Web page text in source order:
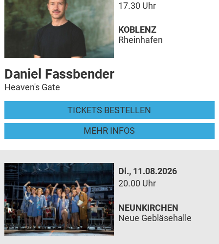
17.30 Uhr
Daniel Fassbender
Heaven's Gate
TICKETS BESTELLEN
MEHR INFOS
KOBLENZ
Rheinhafen
Di., 11.08.2026
20.00 Uhr
NEUNKIRCHEN
Neue Gebläsehalle